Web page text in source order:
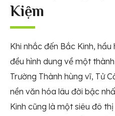
Kiệm
Khi nhắc đến Bắc Kinh,
đều hình dung về một
Trường Thành hùng vĩ, Tử
nền văn hóa lâu đời bậc
Kinh cũng là một siêu đô